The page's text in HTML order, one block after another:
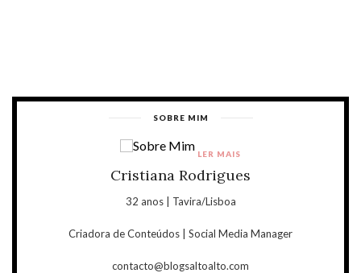
SOBRE MIM
Cristiana Rodrigues
32 anos | Tavira/Lisboa
Criadora de Conteúdos | Social Media Manager
contacto@blogsaltoalto.com
LER MAIS